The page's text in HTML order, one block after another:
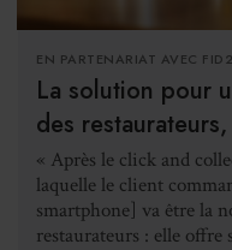
EN PARTENARIAT AVEC
La solution pour
des
« Après le click and
laquelle le client
smartphone] va être la
restaurateurs : elle offre